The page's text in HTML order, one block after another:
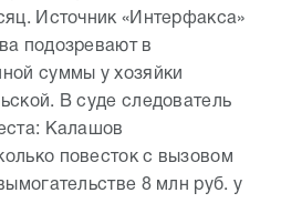
Источник «Интерфакса»
подозревают в
суммы у хозяйки
В суде следователь
Калашов
повесток с вызовом
8 млн руб. у